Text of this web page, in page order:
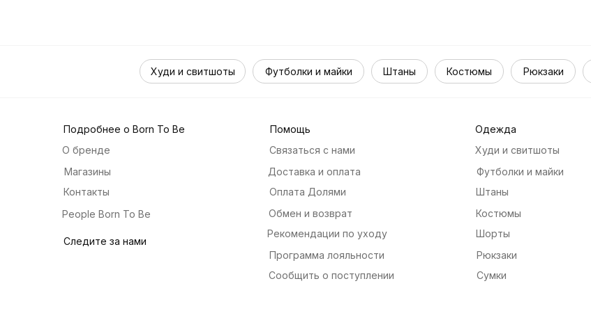
Худи и свитшоты Футболки и майки Штаны Костюмы Рюкзаки
Подробнее о Born To Be Помощь Одежда
О бренде
People Born To Be
Следите за нами
Магазины
Контакты
Связаться с нами
Программа лояльности
Доставка и оплата
Обмен и возврат
Худи и свитшоты
Футболки и майки
Штаны
Костюмы
Шорты
Рюкзаки
Сумки
Рекомендации по уходу
Сообщить о поступлении
Оплата Долями